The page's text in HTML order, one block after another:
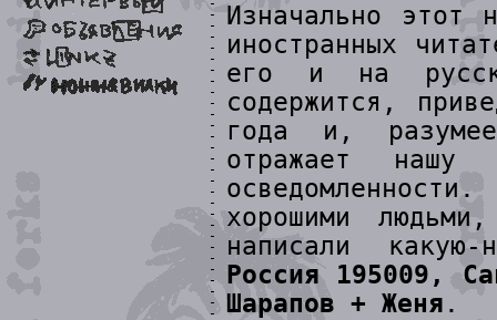
Изначально этот
иностранных
его и на
содержится,
года и,
отражает
хорошими
написали
Россия 195009,
Шарапов + Женя .